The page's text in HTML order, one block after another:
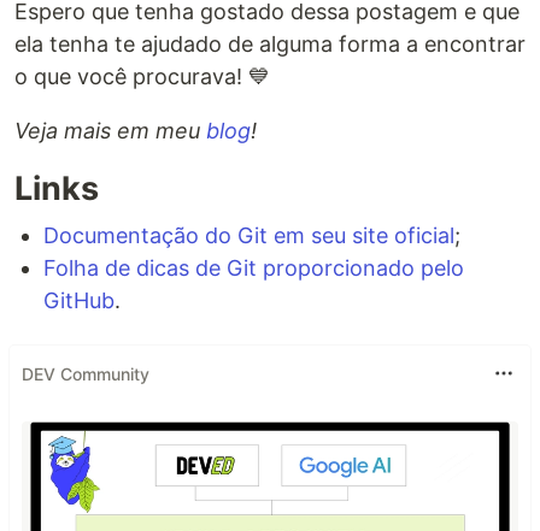
Espero que tenha gostado dessa postagem e que
ela tenha te ajudado de alguma forma a encontrar
o que você procurava! 💙
Veja mais em meu blog!
Links
Documentação do Git em seu site oficial;
Folha de dicas de Git proporcionado pelo
GitHub.
DEV Community